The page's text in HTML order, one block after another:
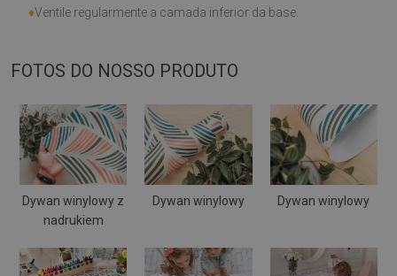
♦Ventile regularmente a camada inferior da base.
FOTOS DO NOSSO PRODUTO
Dywan winylowy z
nadrukiem
Dywan winylowy Dywan winylowy